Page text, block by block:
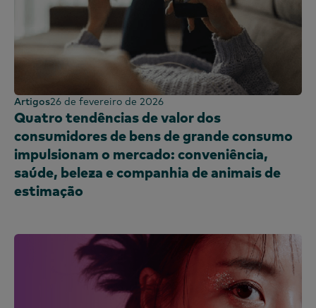
Emirados Árabes Unidos
Reino Unido
Estados Unidos
Artigos26 de fevereiro de 2026
Quatro tendências de valor dos
consumidores de bens de grande consumo
impulsionam o mercado: conveniência,
saúde, beleza e companhia de animais de
estimação